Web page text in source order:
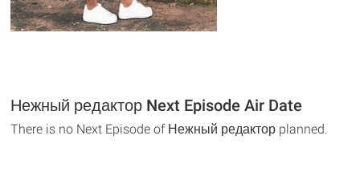
Нежный редактор Next Episode Air Date
There is no Next Episode of Нежный редактор planned.